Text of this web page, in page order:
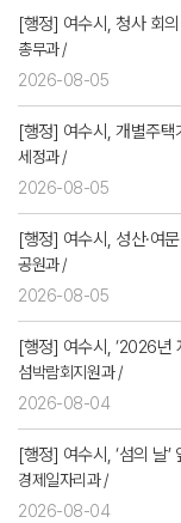
[행정] 여수시, 청사 회
총무과 /
2026-08-05
[행정] 여수시, 개별주택
세정과 /
2026-08-05
[행정] 여수시, 성산·여
공원과 /
2026-08-05
[행정] 여수시, ‘2026년
섬박람회지원과 /
2026-08-04
[행정] 여수시, ‘섬의 날
경제일자리과 /
2026-08-04